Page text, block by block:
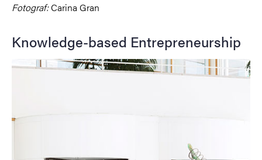
Fotograf:Carina Gran
Knowledge-based Entrepreneurship